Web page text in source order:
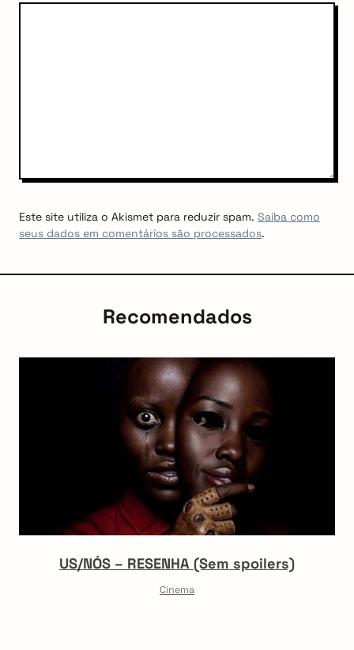
Este site utiliza o Akismet para reduzir spam. Saiba como
seus dados em comentários são processados.
Recomendados
US/NÓS – RESENHA (Sem spoilers)
Cinema